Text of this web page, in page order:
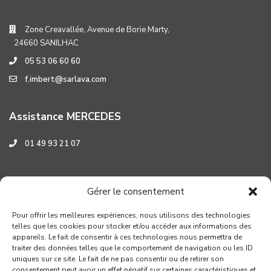
Gérer le consentement
Pour offrir les meilleures expériences, nous utilisons des technologies
telles que les cookies pour stocker et/ou accéder aux informations des
appareils. Le fait de consentir à ces technologies nous permettra de
traiter des données telles que le comportement de navigation ou les ID
uniques sur ce site. Le fait de ne pas consentir ou de retirer son
Zone Creavallée, Avenue de Borie Marty,
24660 SANILHAC
05 53 06 60 60
f.imbert@sarlava.com
Assistance MERCEDES
01 49 93 21 07
Assistance HYUNDAI